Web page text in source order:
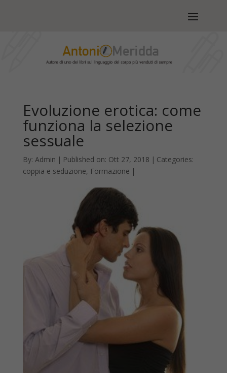
Evoluzione erotica: come
funziona la selezione
sessuale
By: Admin | Published on: Ott 27, 2018 | Categories:
coppia e seduzione, Formazione |